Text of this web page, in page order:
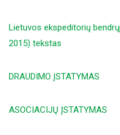
Lietuvos ekspeditorių
2015) tekstas
DRAUDIMO ĮSTATYMAS
ASOCIACIJŲ ĮSTATYMAS